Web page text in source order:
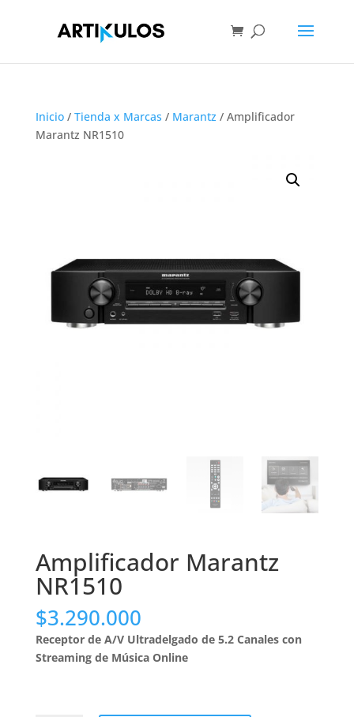
Inicio/ Tienda x Marcas / Marantz / Amplificador
Marantz NR1510
Amplificador Marantz
NR1510
$3.290.000
Receptor de A/V Ultradelgado de 5.2 Canales con
Streaming de Música Online